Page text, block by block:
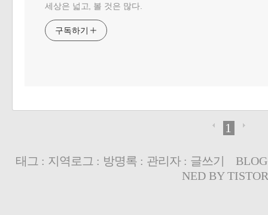
세상은 넓고, 볼 것은 많다.
구독하기
1
태그 : 지역로그 : 방명록: 관리자: 글쓰기
NED BY